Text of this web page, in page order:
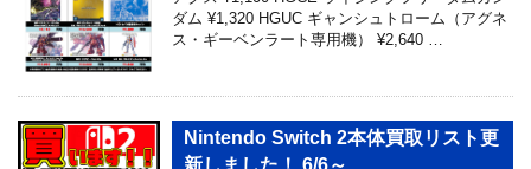
ダム ¥1,320 HGUC ギャンシュトローム（アグネ
ス・ギーベンラート専用機） ¥2,640 …
Nintendo Switch 2本体買取リスト更
新しました！ 6/6～